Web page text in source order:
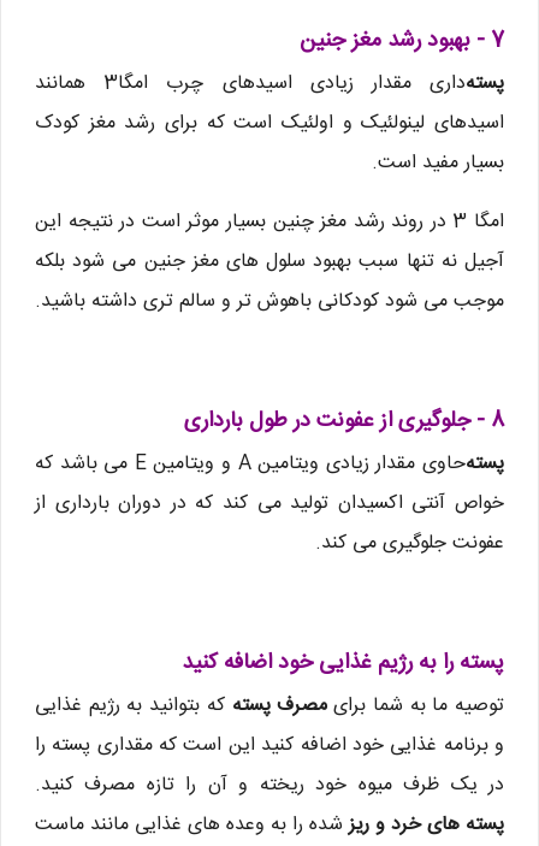
7 - بهبود رشد مغز جنین
پسته
داری مقدار زیادی اسیدهای چرب امگا3 همانند
اسیدهای لینولئیک و اولئیک است که برای رشد مغز کودک
بسیار مفید است.
امگا 3 در روند رشد مغز چنین بسیار موثر است در نتیجه این
آجیل نه تنها سبب بهبود سلول های مغز جنین می شود بلکه
موجب می شود کودکانی باهوش تر و سالم تری داشته باشید.
8 - جلوگیری از عفونت در طول بارداری
پسته
حاوی مقدار زیادی ویتامین A و ویتامین E می باشد که
خواص آنتی اکسیدان تولید می کند که در دوران بارداری از
عفونت جلوگیری می کند.
پسته را به رژیم غذایی خود اضافه کنید
توصیه ما به شما برایمصرف پسته که بتوانید به رژیم غذایی
و برنامه غذایی خود اضافه کنید این است که مقداری پسته را
در یک ظرف میوه خود ریخته و آن را تازه مصرف کنید.
پسته های خرد و ریزشده را به وعده های غذایی مانند ماست